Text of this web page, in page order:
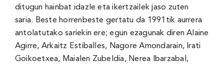
ditugun hainbat idazle eta ikertzailek jaso zuten
saria. Beste horrenbeste gertatu da 1991tik aurrera
antolatutako sariekin ere; egun ezagunak diren Alaine
Agirre, Arkaitz Estiballes, Nagore Amondarain, Irati
Goikoetxea, Maialen Zubeldia, Nerea Ibarzabal,